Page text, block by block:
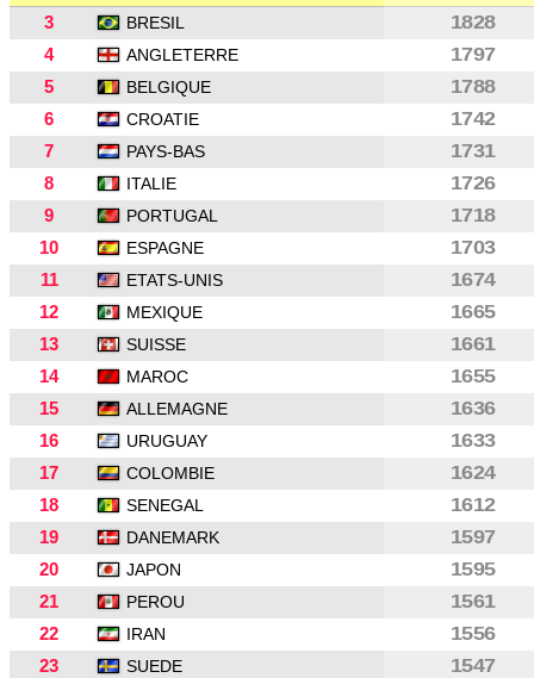
3
BRESIL
1828
4
ANGLETERRE
1797
5
BELGIQUE
1788
6
CROATIE
1742
7
PAYS-BAS
1731
8
ITALIE
1726
9
PORTUGAL
1718
10
ESPAGNE
1703
11
ETATS-UNIS
1674
12
MEXIQUE
1665
13
SUISSE
1661
14
MAROC
1655
15
ALLEMAGNE
1636
16
URUGUAY
1633
17
COLOMBIE
1624
18
SENEGAL
1612
19
DANEMARK
1597
20
JAPON
1595
21
PEROU
1561
22
IRAN
1556
23
SUEDE
1547